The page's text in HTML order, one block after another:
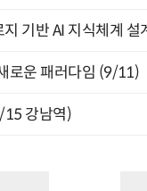
기반 AI 지식체계
로운 패러다임 (9/11)
15 강남역)